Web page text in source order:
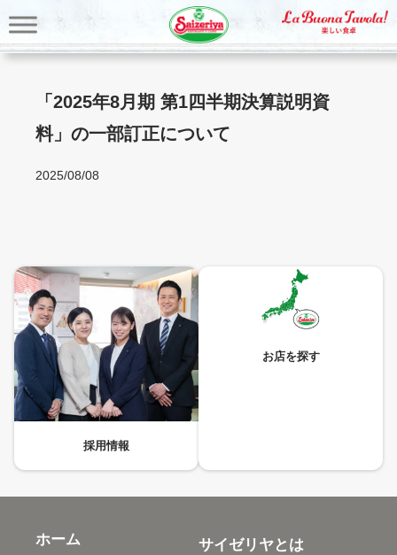
容
を
「2025年8月期 第1四半期決算説明資
料」の一部訂正について
2025/08/08
採用情報
お店を探す
ホーム
サイゼリヤとは